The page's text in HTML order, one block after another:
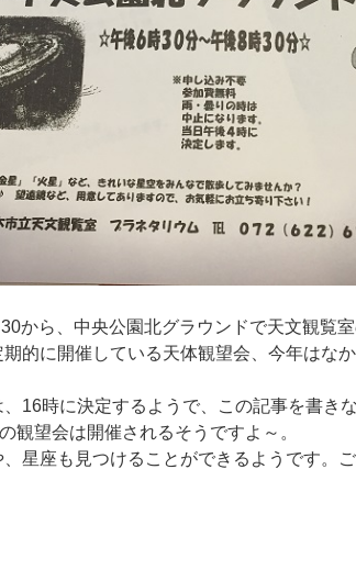
から、中央公園北グラウンドで天文観覧
的に開催している天体観望会、今年はな
16時に決定するようで、この記事を書き
観望会は開催されるそうですよ～。
星座も見つけることができるようです。